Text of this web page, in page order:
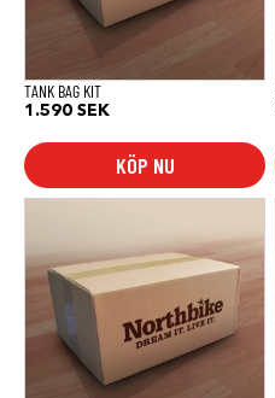
TANK BAG KIT
1.590 SEK
KÖP NU